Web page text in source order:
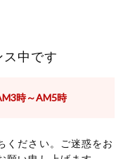
中です
時～AM5時
ください。ご迷惑をお